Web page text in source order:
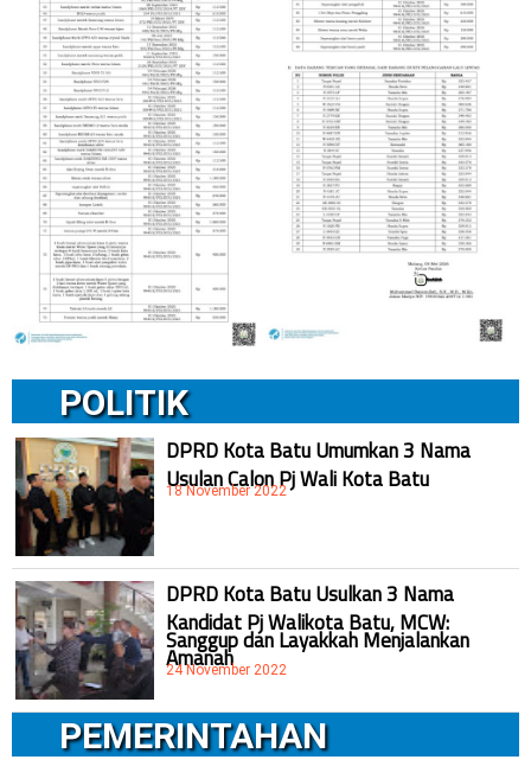
POLITIK
DPRD Kota Batu Umumkan 3 Nama
Usulan Calon Pj Wali Kota Batu
18 November 2022
DPRD Kota Batu Usulkan 3 Nama
Kandidat Pj Walikota Batu, MCW:
Sanggup dan Layakkah Menjalankan
Amanah
24 November 2022
PEMERINTAHAN